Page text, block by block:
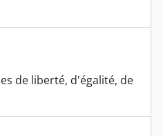
de liberté, d'égalité, de